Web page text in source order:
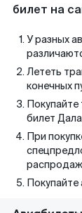
билет на
У разных
Лететь
конечных
Покупайте
билет
При
Покупайте